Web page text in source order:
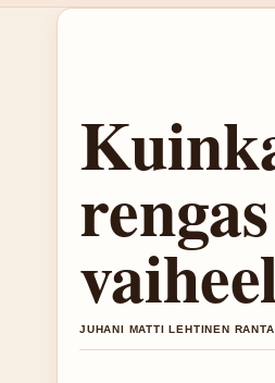
JUHANI MATTI LEHTINEN